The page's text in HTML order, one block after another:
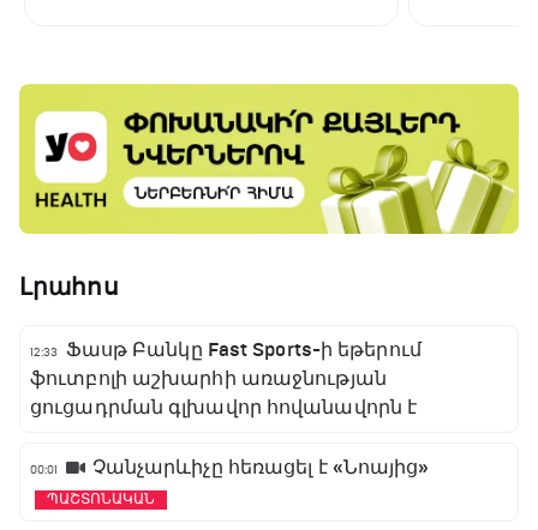
Լրահոս
12:33
Ֆասթ Բանկը Fast Sports-ի եթերում
ֆուտբոլի աշխարհի առաջնության
ցուցադրման գլխավոր հովանավորն է
00:01 Չանչարևիչը հեռացել է «Նոայից»
ՊԱՇՏՈՆԱԿԱՆ